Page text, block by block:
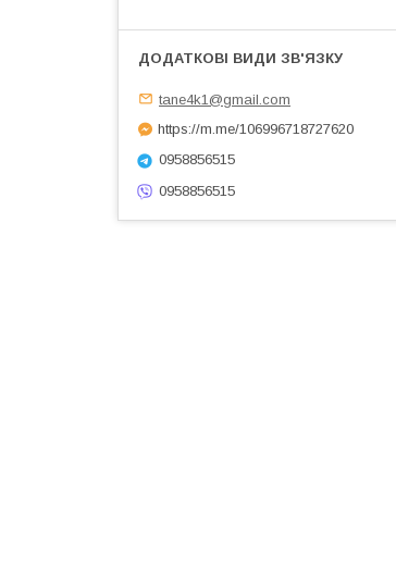
tane4k1@gmail.com
https://m.me/106996718727620
0958856515
0958856515